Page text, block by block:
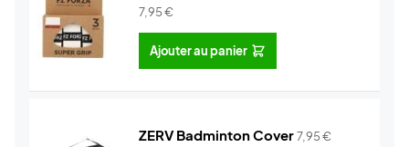
7,95€
Ajouter au panier
ZERV Badminton Cover7,95€